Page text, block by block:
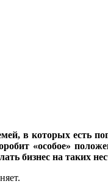
в которых есть
«особое»
бизнес на таких